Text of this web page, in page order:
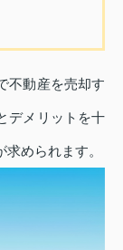
不動産を売却す
デメリットを十
められます。